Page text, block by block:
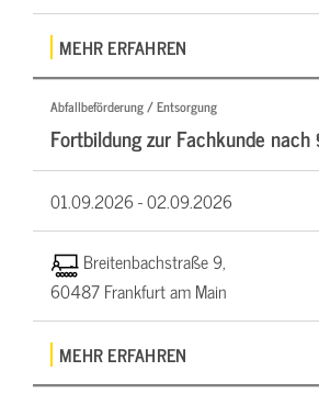
MEHR ERFAHREN
Abfallbeförderung / Entsorgung
Fortbildung zur Fachkunde nach
01.09.2026 -02.09.2026
Breitenbachstraße 9,
60487 Frankfurt am Main
MEHR ERFAHREN